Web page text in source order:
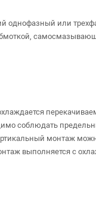
однофазный или
соблюдать
монтаж
выполняется с